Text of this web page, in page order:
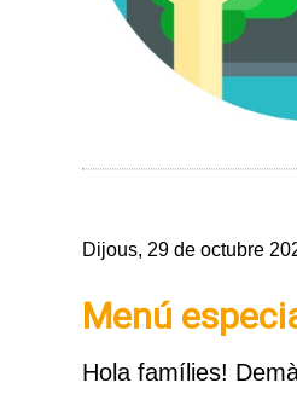
Dijous, 29 de octubre
Menú
Hola famílies!